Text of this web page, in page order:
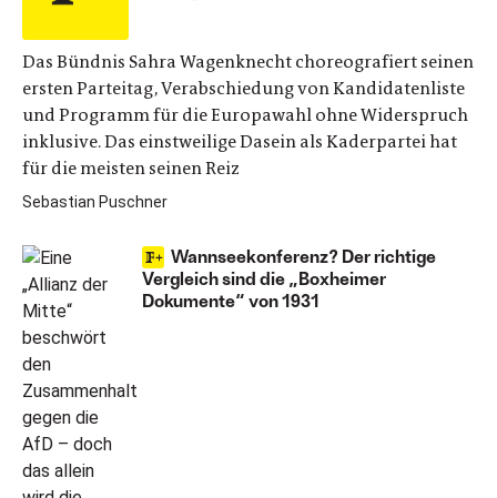
Das Bündnis Sahra Wagenknecht choreografiert seinen
ersten Parteitag, Verabschiedung von Kandidatenliste
und Programm für die Europawahl ohne Widerspruch
inklusive. Das einstweilige Dasein als Kaderpartei hat
für die meisten seinen Reiz
Sebastian Puschner
Wannseekonferenz? Der richtige
Vergleich sind die „Boxheimer
Dokumente“ von 1931